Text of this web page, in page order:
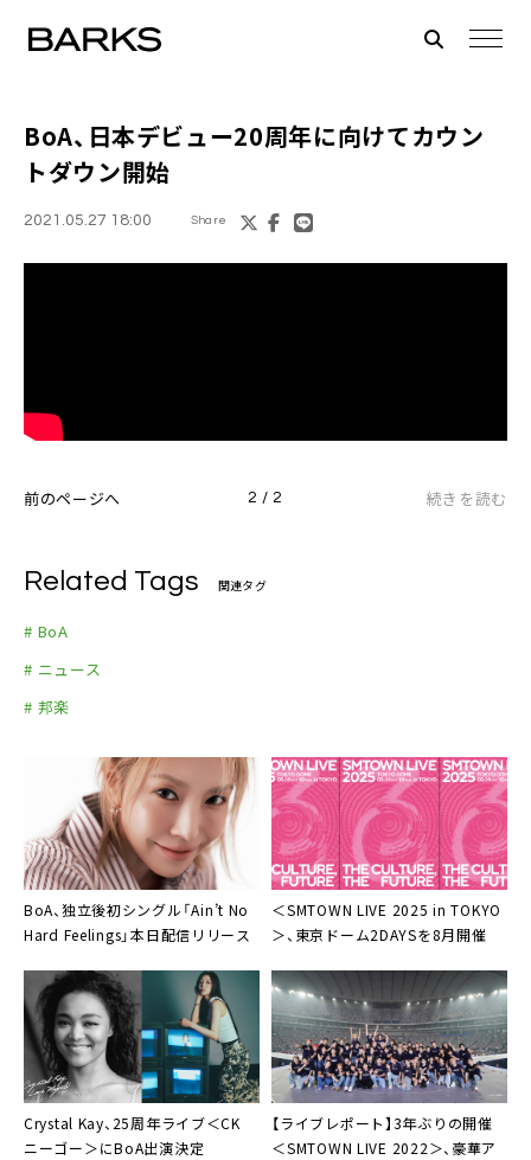
BoA、日本デビュー20周年に向けてカウン
トダウン開始
2021.05.27 18:00 Share
前のページへ 2 / 2 続きを読む
Related Tags 関連タグ
# BoA
# ニュース
# 邦楽
BoA、独立後初シングル「Ain’t No
Hard Feelings」本日配信リリース
＜SMTOWN LIVE 2025 in TOKYO
＞、東京ドーム2DAYSを8月開催
Crystal Kay、25周年ライブ＜CK
ニーゴー＞にBoA出演決定
【ライブレポート】3年ぶりの開催
＜SMTOWN LIVE 2022＞、豪華ア